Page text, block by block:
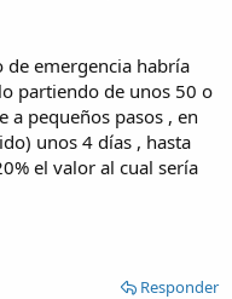
de emergencia habría
partiendo de unos 50 o
a pequeños pasos , en
unos 4 días , hasta
el valor al cual sería
Responder